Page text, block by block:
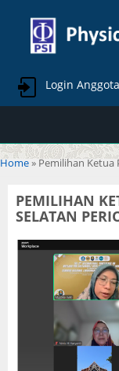
Login Anggota
You are here
Home» Pemilihan Ketua
PEMILIHAN
SELATAN